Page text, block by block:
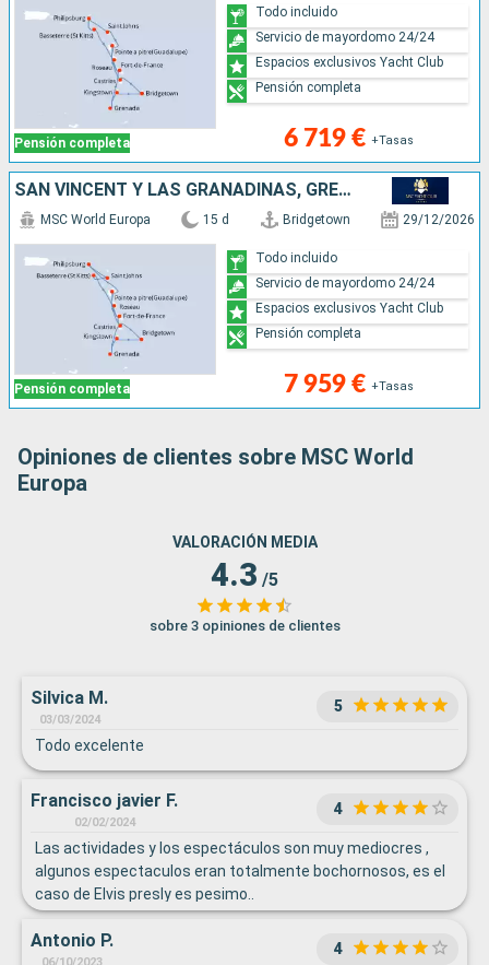
Pensión completa 6 719 € +Tasas
Todo incluido
Servicio de mayordomo 24/24
Espacios exclusivos Yacht Club
Pensión completa
SAN VINCENT Y LAS GRANADINAS, GRENADA, SANTA LUCIA, SAN MARTÍN, ANTIGUA Y BARBUDA, DOMINICA, MARTINICA, GUADALUPE, BARBADOS
Pensión completa
MSC World Europa 15 d Bridgetown 29/12/2026
7 959 € +Tasas
Todo incluido
Servicio de mayordomo 24/24
Espacios exclusivos Yacht Club
Pensión completa
Opiniones de clientes sobre MSC World
Europa
VALORACIÓN MEDIA
4.3 /5
sobre 3 opiniones de clientes
Silvica M.
03/03/2024
5
Todo excelente
Francisco javier F.
02/02/2024
4
Las actividades y los espectáculos son muy mediocres ,
algunos espectaculos eran totalmente bochornosos, es el
caso de Elvis presly es pesimo..
Antonio P.
06/10/2023
4